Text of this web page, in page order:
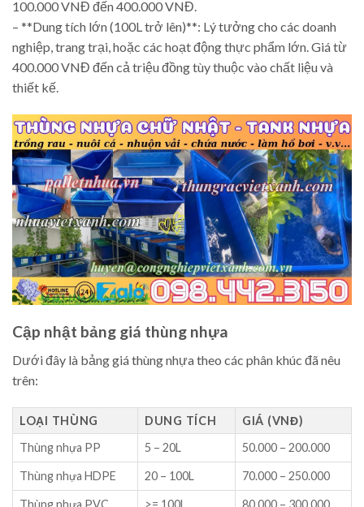
100.000 VNĐ đến 400.000 VNĐ.
– **Dung tích lớn (100L trở lên)**: Lý tưởng cho các doanh
nghiệp, trang trại, hoặc các hoạt động thực phẩm lớn. Giá từ
400.000 VNĐ đến cả triệu đồng tùy thuộc vào chất liệu và
thiết kế.
Cập nhật bảng giá thùng nhựa
Dưới đây là bảng giá thùng nhựa theo các phân khúc đã nêu
trên:
LOẠI THÙNG DUNG TÍCH
GIÁ (VNĐ)
Thùng nhựa PP
5 – 20L 50.000 – 200.000
Thùng nhựa HDPE 20 – 100L 70.000 – 250.000
Thùng nhựa PVC >= 100L 80.000 – 300.000